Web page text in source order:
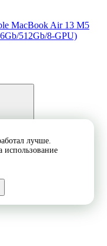
MacBook Air 13 M5
512Gb/8-GPU)
лучше.
использование